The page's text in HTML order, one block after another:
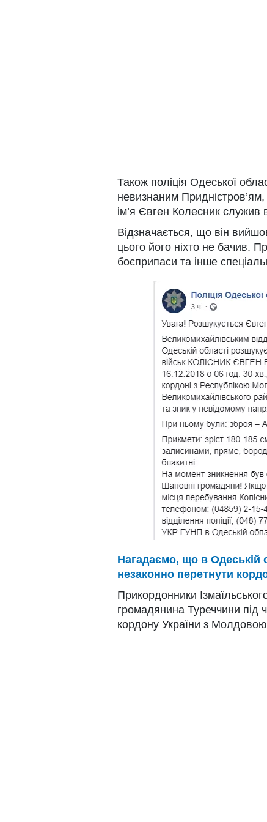
Також поліція Одеської
невизнаним
ім’я Євген Колесник служив
Відзначається, що він
цього його ніхто не бачив.
боєприпаси та інше
Нагадаємо, що в Одеській
незаконно перетнути
Прикордонники
громадянина Туреччини під
кордону України з Молдовою